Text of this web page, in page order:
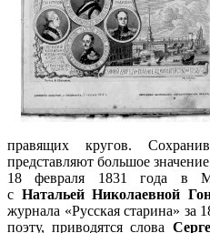
правящих кругов.
представляют большое
18 февраля 1831 года в
с Натальей Николаевной
журнала «Русская старина» за
поэту, приводятся слова